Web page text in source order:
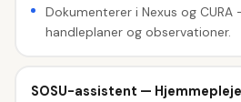
Dokumenterer i Nexus og
handleplaner og observationer.
SOSU-assistent — Hjemmepleje